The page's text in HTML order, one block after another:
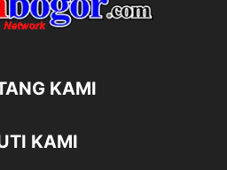
KAMI
KAMI